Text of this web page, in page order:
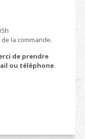
la commande.
de prendre
ou téléphone.